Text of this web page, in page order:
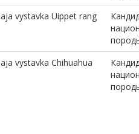
vystavka Uippet rang
vystavka Chihuahua